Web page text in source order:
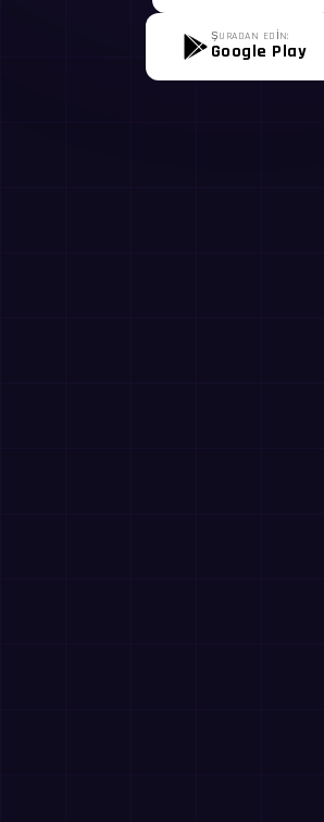
ŞURADAN EDİN:
Google Play